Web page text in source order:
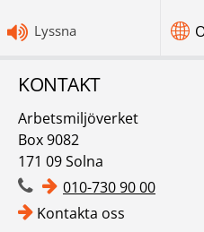
Lyssna
KONTAKT
Arbetsmiljöverket
Box 9082
171 09 Solna
010-730 90 00
Kontakta oss